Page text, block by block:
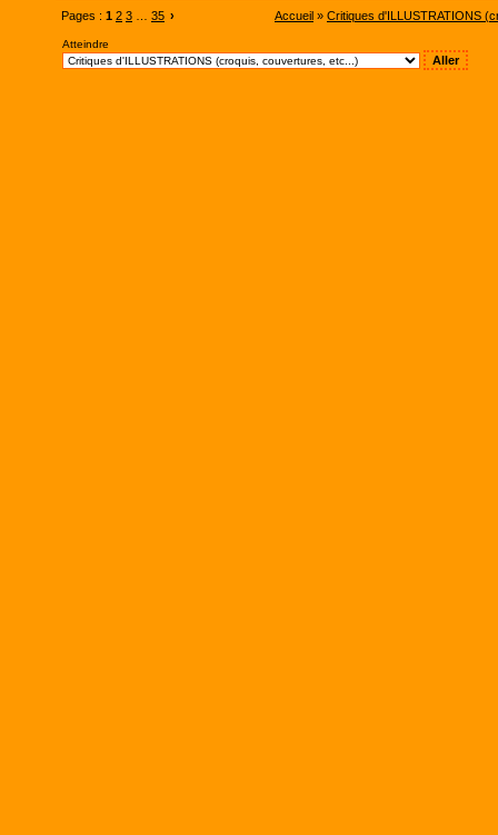
Pages : 1 2 3 35 › Accueil » Critiques d'ILLUSTRATIONS
Atteindre